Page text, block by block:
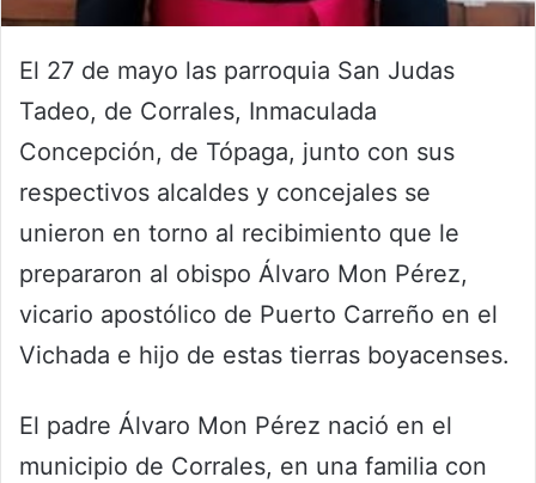
El 27 de mayo las parroquia San Judas
Tadeo, de Corrales, Inmaculada
Concepción, de Tópaga, junto con sus
respectivos alcaldes y concejales se
unieron en torno al recibimiento que le
prepararon al obispo Álvaro Mon Pérez,
vicario apostólico de Puerto Carreño en el
Vichada e hijo de estas tierras boyacenses.
El padre Álvaro Mon Pérez nació en el
municipio de Corrales, en una familia con